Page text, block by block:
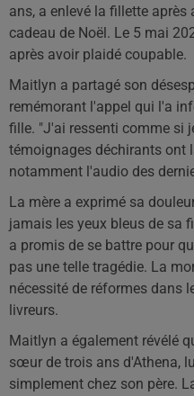
ans, a enlevé la fillette
cadeau de Noël. Le 5 mai
après avoir plaidé coupable.
Maitlyn a partagé son
remémorant l'appel qui l'a
fille. "J'ai ressenti comme si
témoignages déchirants ont
notamment l'audio des
La mère a exprimé sa
jamais les yeux bleus de sa
a promis de se battre pour
pas une telle tragédie. La
nécessité de réformes dans
livreurs.
Maitlyn a également révélé
sœur de trois ans d'Athena,
simplement chez son père.